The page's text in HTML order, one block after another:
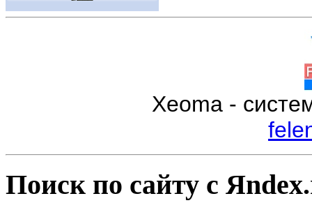
Xeoma -
Поиск по сайту с